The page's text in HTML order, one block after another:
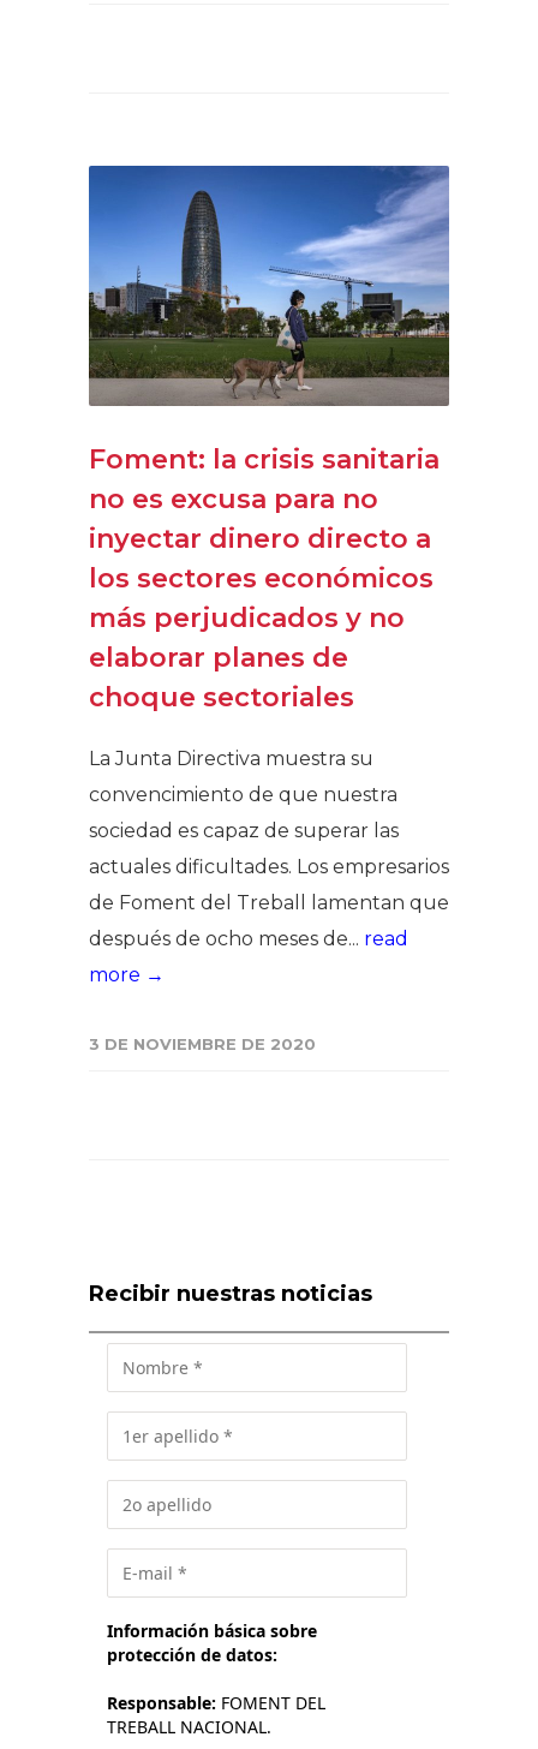
Foment: la crisis sanitaria
no es excusa para no
inyectar dinero directo a
los sectores económicos
más perjudicados y no
elaborar planes de
choque sectoriales
La Junta Directiva muestra su
convencimiento de que nuestra
sociedad es capaz de superar las
actuales dificultades. Los empresarios
de Foment del Treball lamentan que
después de ocho meses de... read
more →
3 DE NOVIEMBRE DE 2020
Recibir nuestras noticias
Información básica sobre
protección de datos:
Responsable: FOMENT DEL
TREBALL NACIONAL.